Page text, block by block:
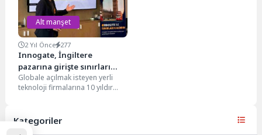
Alt manşet
2 Yıl Önce 277
Innogate, İngiltere
pazarına girişte sınırları
kaldırıyor
Globale açılmak isteyen yerli
teknoloji firmalarına 10 yıldır
Programı’nın 18....
Kategoriler